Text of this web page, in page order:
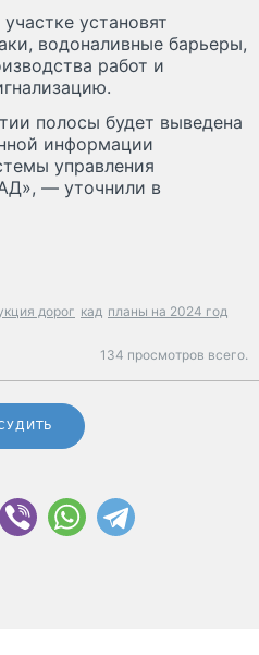
установят
водоналивные барьеры,
работ и
полосы будет выведена
информации
управления
— уточнили в
дорог кад планы на 2024 год
134 просмотров всего.